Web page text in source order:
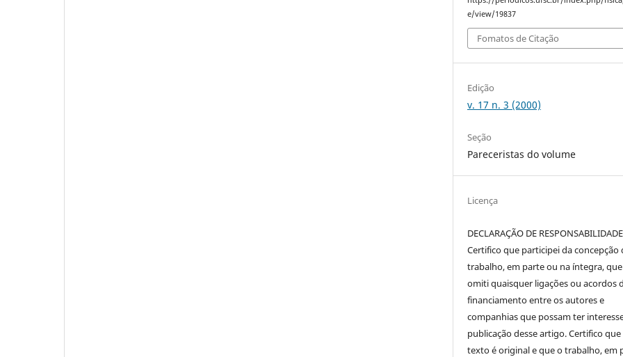
e/view/19837
Fomatos de Citação
Edição
v. 17 n. 3 (2000)
Seção
Pareceristas do volume
Licença
DECLARAÇÃO DE RESPONSABILIDADE
Certifico que participei da concepção
trabalho, em parte ou na íntegra,
omiti quaisquer ligações ou acordos
financiamento entre os autores e
companhias que possam ter
publicação desse artigo. Certifico que
texto é original e que o trabalho, em